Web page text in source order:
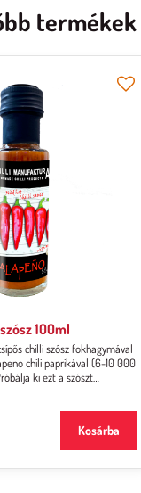
termékek
100ml
chilli szósz fokhagymával
chili paprikával (6-10 000
ki ezt a szószt
Kosárba